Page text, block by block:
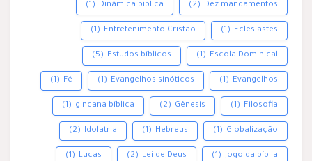
Dez mandamentos
(2)
Dinâmica bíblica
(1)
Eclesiastes
(1)
Entretenimento Cristão
(1)
Escola Dominical
(1)
Estudos bíblicos
(5)
Evangelhos
(1)
Evangelhos sinóticos
(1)
Fé
(1)
Filosofia
(1)
Gênesis
(2)
gincana bíblica
(1)
Globalização
(1)
Hebreus
(1)
Idolatria
(2)
jogo da bíblia
(1)
Lei de Deus
(2)
Lucas
(1)